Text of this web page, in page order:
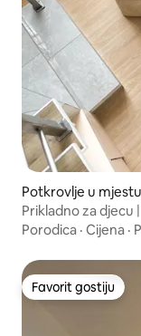
Potkrovlje u
Prikladno za djecu
Porodica · Cijena ·
Favorit gostiju
Favorit gostiju